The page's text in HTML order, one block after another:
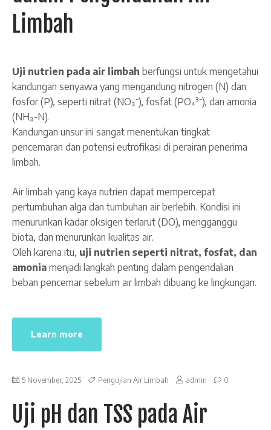
Limbah
Uji nutrien pada air limbah berfungsi untuk mengetahui
kandungan senyawa yang mengandung nitrogen (N) dan
fosfor (P), seperti nitrat (NO₃⁻), fosfat (PO₄³⁻), dan amonia
(NH₃-N).
Kandungan unsur ini sangat menentukan tingkat
pencemaran dan potensi eutrofikasi di perairan penerima
limbah.
Air limbah yang kaya nutrien dapat mempercepat
pertumbuhan alga dan tumbuhan air berlebih. Kondisi ini
menurunkan kadar oksigen terlarut (DO), mengganggu
biota, dan menurunkan kualitas air.
Oleh karena itu, uji nutrien seperti nitrat, fosfat, dan
amonia menjadi langkah penting dalam pengendalian
beban pencemar sebelum air limbah dibuang ke lingkungan.
Learn more
5 November, 2025 Pengujian Air Limbah admin 0
Uji pH dan TSS pada Air